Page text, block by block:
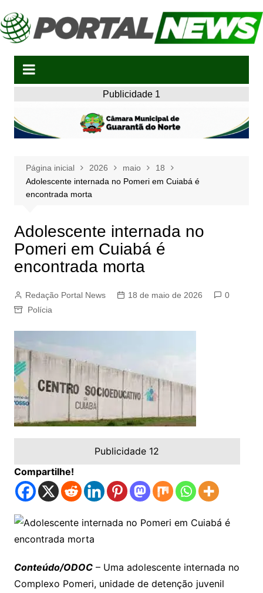
para
o
Publicidade 1
Página inicial 2026 maio
18
Adolescente internada no Pomeri em Cuiabá é
encontrada morta
Adolescente internada no
Pomeri em Cuiabá é
encontrada morta
Redação Portal News 18 de maio de 2026
0
Polícia
Publicidade 12
Compartilhe!
Conteúdo/ODOC– Uma adolescente internada no
Complexo Pomeri, unidade de detenção juvenil